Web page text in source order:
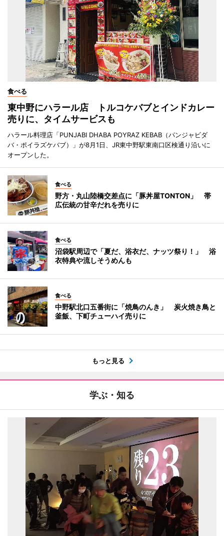
食べる
東中野にハラール店 トルコケバブとインドカレー
売りに、タイムサービスも
ハラール料理店「PUNJABI DHABA POYRAZ KEBAB（パンジャビダ
バ・ポイラズケバブ）」が8月1日、JR東中野駅東南口区検通り沿いに
オープンした。
食べる
野方・丸山陸橋交差点に「豚丼屋TONTON」 帯
広伝統の甘辛だれを売りに
食べる
沼袋駅周辺で「夏だ、浴衣だ、ナッツ祭り！」 浴
衣特典や流しそうめんも
食べる
中野駅北口五番街に「焼鳥のんき」 炭火焼き鳥と
釜飯、下町チューハイ売りに
もっと見る
学ぶ・知る